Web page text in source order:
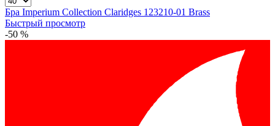
Бра Imperium Collection Claridges 123210-01 Brass
Быстрый просмотр
-50 %